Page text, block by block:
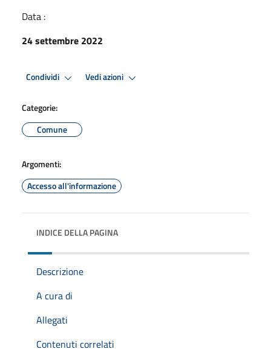
Data :
24 settembre 2022
Condividi Vedi azioni
Categorie:
Comune
Argomenti:
Accesso all'informazione
INDICE DELLA PAGINA
Descrizione
A cura di
Allegati
Contenuti correlati